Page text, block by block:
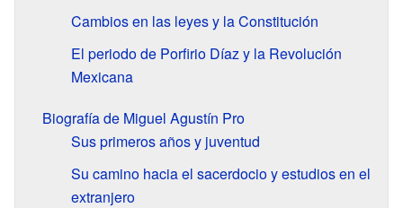
Cambios en las leyes y la Constitución
El periodo de Porfirio Díaz y la Revolución
Mexicana
Biografía de Miguel Agustín Pro
Sus primeros años y juventud
Su camino hacia el sacerdocio y estudios en el
extranjero